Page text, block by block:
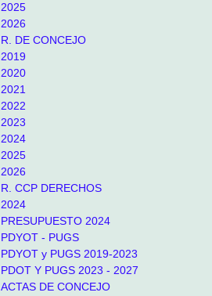
2025
2026
R. DE CONCEJO
2019
2020
2021
2022
2023
2024
2025
2026
R. CCP DERECHOS
2024
PRESUPUESTO 2024
PDYOT - PUGS
PDYOT y PUGS 2019-2023
PDOT Y PUGS 2023 - 2027
ACTAS DE CONCEJO